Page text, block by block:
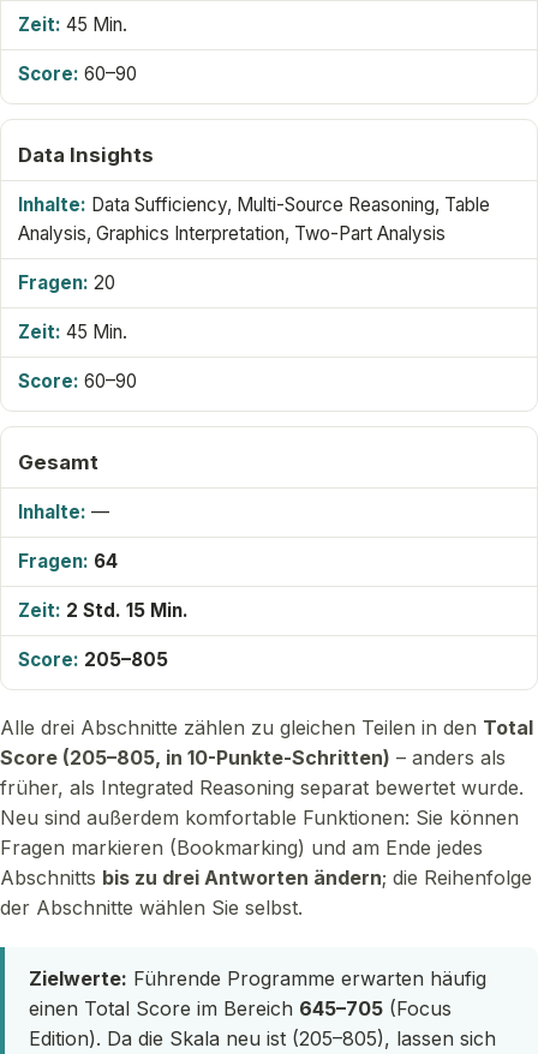
45 Min.
60–90
Data Insights
Data Sufficiency, Multi-Source Reasoning, Table
Analysis, Graphics Interpretation, Two-Part Analysis
20
45 Min.
60–90
Gesamt
—
64
2 Std. 15 Min.
205–805
Alle drei Abschnitte zählen zu gleichen Teilen in den Total
Score (205–805, in 10-Punkte-Schritten) – anders als
früher, als Integrated Reasoning separat bewertet wurde.
Neu sind außerdem komfortable Funktionen: Sie können
Fragen markieren (Bookmarking) und am Ende jedes
Abschnitts bis zu drei Antworten ändern; die Reihenfolge
der Abschnitte wählen Sie selbst.
Zielwerte: Führende Programme erwarten häufig
einen Total Score im Bereich 645–705 (Focus
Edition). Da die Skala neu ist (205–805), lassen sich